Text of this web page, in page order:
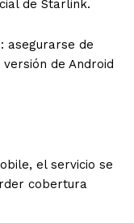
de Starlink.
: asegurarse de
de Android
el servicio se
cobertura